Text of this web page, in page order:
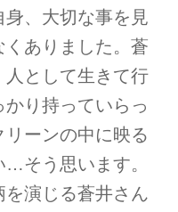
、大切な事を見
ありました。蒼
として生きて行
り持っていらっ
リーンの中に映る
そう思います。
演じる蒼井さん